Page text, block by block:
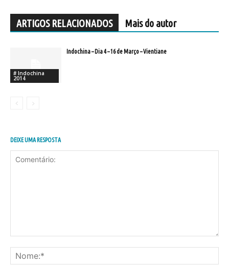
ARTIGOS RELACIONADOS Mais do autor
# Indochina
2014
Indochina – Dia 4 – 16 de Março – Vientiane
DEIXE UMA RESPOSTA